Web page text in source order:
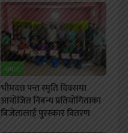
समाज
भीमदत्त पन्त स्मृति दिवसमा
आयोजित निबन्ध प्रतियोगिताका
बिजेतालाई पुरस्कार वितरण